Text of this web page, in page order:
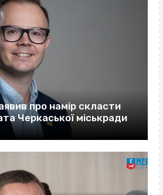
про намір скласти
Черкаської міськради